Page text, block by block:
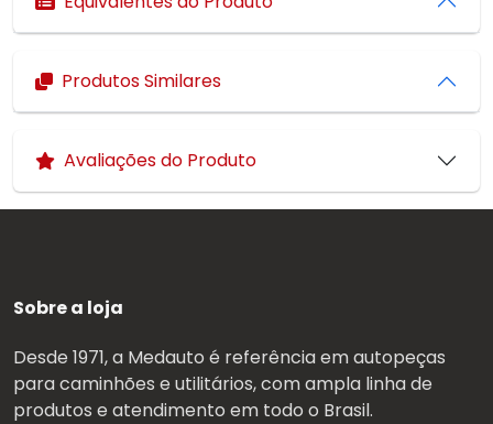
Produtos Similares
Avaliações do Produto
Sobre a loja
Desde 1971, a Medauto é referência em autopeças
para caminhões e utilitários, com ampla linha de
produtos e atendimento em todo o Brasil.